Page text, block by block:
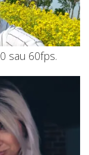
sau 60fps.